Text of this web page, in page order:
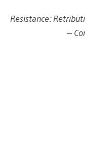
Resistance:
–